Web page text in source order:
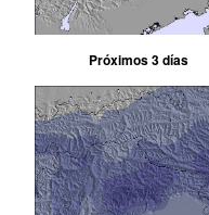
Próximos 3 días